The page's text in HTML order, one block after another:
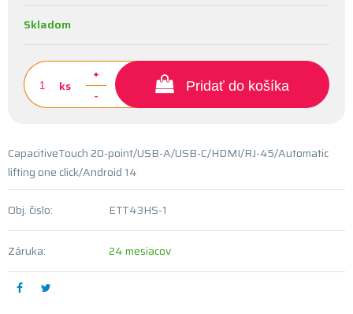
Skladom
ks
+
-
Pridať do košíka
CapacitiveTouch 20-point/USB-A/USB-C/HDMI/RJ-45/Automatic
lifting one click/Android 14
Obj. čislo: ETT43HS-1
Záruka: 24 mesiacov